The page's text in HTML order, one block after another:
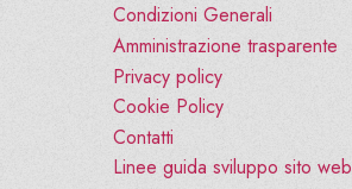
Condizioni Generali
Amministrazione trasparente
Privacy policy
Cookie Policy
Contatti
Linee guida sviluppo sito web